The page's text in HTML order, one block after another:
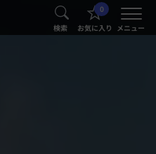
検索
0
お気に入り メニュー
®